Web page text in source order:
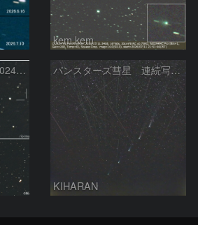
kem.kem
パンスターズ彗星 ( C/2024G4 )の予報位置：2026/06/23 パンスターズ彗星 連続写真 再処理
KIHARAN